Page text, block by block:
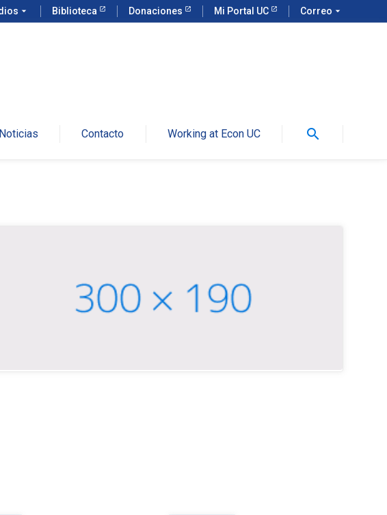
arrow_drop_down Biblioteca Donaciones Mi Portal UC Correo arrow_drop_down
Noticias Contacto Working at Econ UC search